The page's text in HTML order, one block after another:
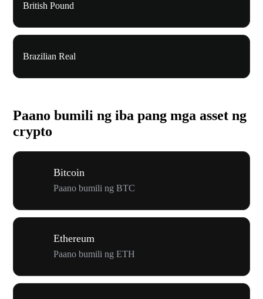
British Pound
Brazilian Real
Paano bumili ng iba pang mga asset ng
crypto
Bitcoin
Paano bumili ng BTC
Ethereum
Paano bumili ng ETH